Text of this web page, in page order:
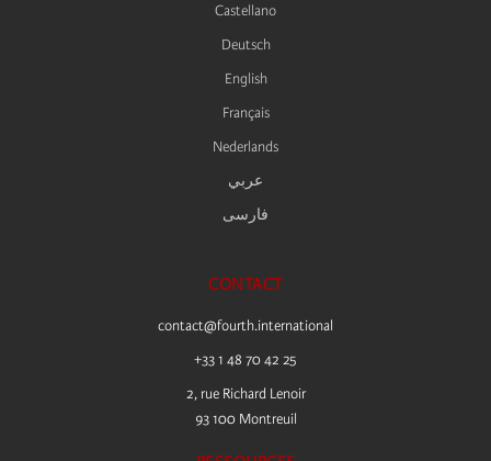
Castellano
Deutsch
English
Français
Nederlands
عربي
فارسى
CONTACT
contact@fourth.international
+33 1 48 70 42 25
2, rue Richard Lenoir
93 100 Montreuil